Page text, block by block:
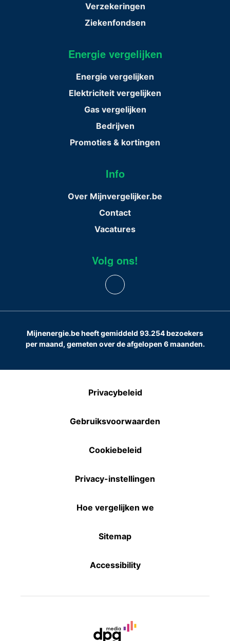
Verzekeringen
Ziekenfondsen
Energie vergelijken
Energie vergelijken
Elektriciteit vergelijken
Gas vergelijken
Bedrijven
Promoties & kortingen
Info
Over Mijnvergelijker.be
Contact
Vacatures
Volg ons!
Mijnenergie.be heeft gemiddeld 93.254 bezoekers
per maand, gemeten over de afgelopen 6 maanden.
Privacybeleid
Gebruiksvoorwaarden
Cookiebeleid
Privacy-instellingen
Hoe vergelijken we
Sitemap
Accessibility